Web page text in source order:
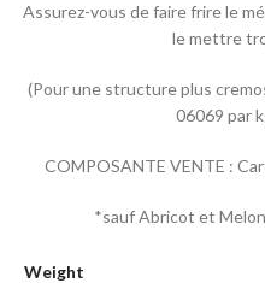
Assurez-vous de faire frire le
le mettre
(Pour une structure plus
06069 par
COMPOSANTE VENTE :
*sauf Abricot et
Weight